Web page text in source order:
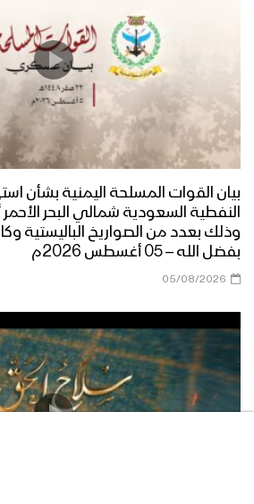
بيان القوات المسلحة اليمنية بشأن
النفطية السعودية شمالي البحر
وذلك بعدد من الصواريخ الباليستية
بفضل الله – 05 أغسطس 2026م
05/08/2026